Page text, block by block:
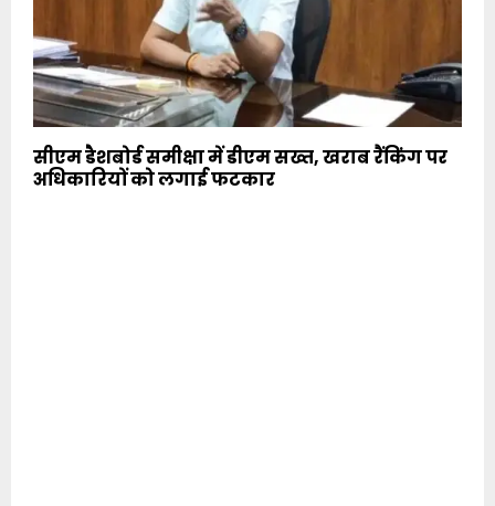
सीएम डैशबोर्ड समीक्षा में डीएम सख्त, खराब रैंकिंग पर
अधिकारियों को लगाई फटकार